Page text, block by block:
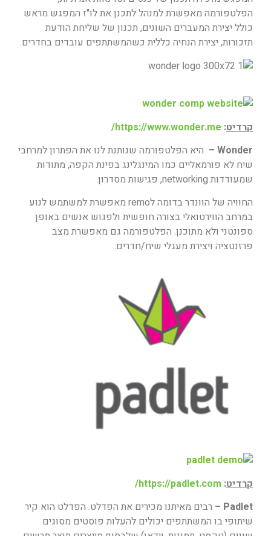
הפלטפורמה מאפשרת למנהל לתכנן את לו"ז המפגש מראש
כולל יצירת המעברים השונים, תכנון של שליחת הודעת
תזכורות, יצירת הנחיה כללית כשהמשתתפים עובדים בחדרים.
קרדיט:
https://www.wonder.me/
Wonder –
היא הפלטפורמה שנותנת לנו את הפתרון למרחבי
שיח לא פורמאליים כמו המינגלינג בפינת הקפה, מתודות
שמעודדות networking, פגישות מסדרון.
החוויה של הוונדר בדומה לremo מאפשרת למשתמש לנוע
במרחב הווירטואלי בצורה חופשית ולפגוש אנשים באופן
ספונטני ולא מתוכנן. הפלטפורמה גם מאפשרת מצב
פרזנטציה ויצירת מעגלי שיח/חדרים.
קרדיט:
https://padlet.com/
Padlet –
רבים מאיתנו מכירים את הפדלט. הפדלט הוא קיר
שיתופי בו המשתתפים יכולים להעלות פוסטים מסוגים